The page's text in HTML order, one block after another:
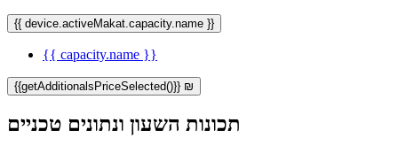
{{ device.activeMakat.capacity.name }}
{{ capacity.name }}
{{getAdditionalsPriceSelected()}} ₪
תכונות השעון ונתונים טכניים